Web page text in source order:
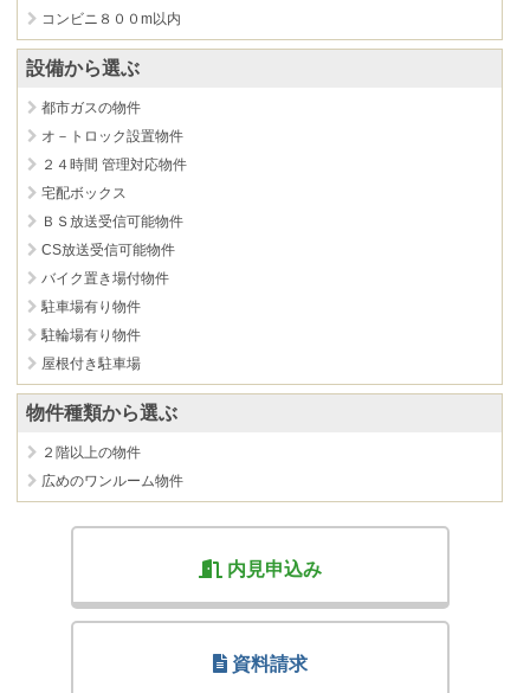
コンビニ８００m以内
設備から選ぶ
都市ガスの物件
オ－トロック設置物件
２４時間 管理対応物件
宅配ボックス
ＢＳ放送受信可能物件
CS放送受信可能物件
バイク置き場付物件
駐車場有り物件
駐輪場有り物件
屋根付き駐車場
物件種類から選ぶ
２階以上の物件
広めのワンルーム物件
内見申込み
資料請求